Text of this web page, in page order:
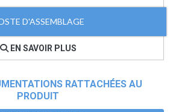
D'ASSEMBLAGE
EN SAVOIR PLUS
RATTACHÉES AU
PRODUIT